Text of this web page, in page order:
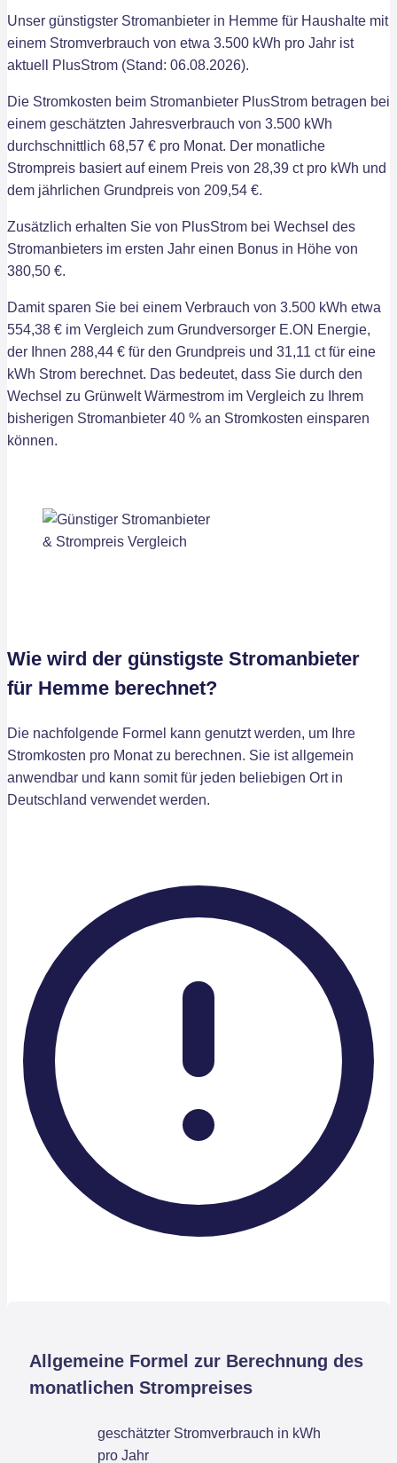
Unser günstigster Stromanbieter in Hemme für Haushalte mit
einem Stromverbrauch von etwa 3.500 kWh pro Jahr ist
aktuell PlusStrom (Stand: 06.08.2026).
Die Stromkosten beim Stromanbieter PlusStrom betragen bei
einem geschätzten Jahresverbrauch von 3.500 kWh
durchschnittlich 68,57 € pro Monat. Der monatliche
Strompreis basiert auf einem Preis von 28,39 ct pro kWh und
dem jährlichen Grundpreis von 209,54 €.
Zusätzlich erhalten Sie von PlusStrom bei Wechsel des
Stromanbieters im ersten Jahr einen Bonus in Höhe von
380,50 €.
Damit sparen Sie bei einem Verbrauch von 3.500 kWh etwa
554,38 € im Vergleich zum Grundversorger E.ON Energie,
der Ihnen 288,44 € für den Grundpreis und 31,11 ct für eine
kWh Strom berechnet. Das bedeutet, dass Sie durch den
Wechsel zu Grünwelt Wärmestrom im Vergleich zu Ihrem
bisherigen Stromanbieter 40 % an Stromkosten einsparen
können.
Wie wird der günstigste Stromanbieter
für Hemme berechnet?
Die nachfolgende Formel kann genutzt werden, um Ihre
Stromkosten pro Monat zu berechnen. Sie ist allgemein
anwendbar und kann somit für jeden beliebigen Ort in
Deutschland verwendet werden.
Allgemeine Formel zur Berechnung des
monatlichen Strompreises
geschätzter Stromverbrauch in kWh
pro Jahr